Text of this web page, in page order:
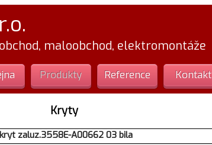
maloobchod, elektromontáže
Produkty Reference Kontakt
Kryty
zaluz.3558E-A00662 03 bila